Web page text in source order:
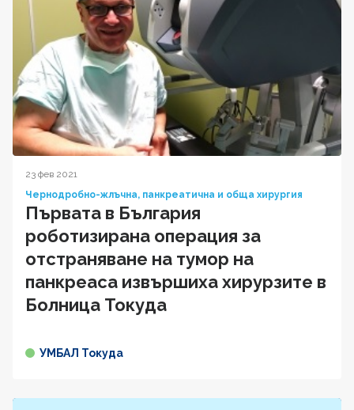
23 фев 2021
Чернодробно-жлъчна, панкреатична и обща хирургия
Първата в България
роботизирана операция за
отстраняване на тумор на
панкреаса извършиха хирурзите в
Болница Токуда
УМБАЛ Токуда